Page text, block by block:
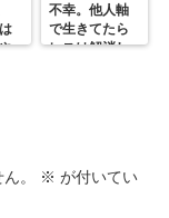
不幸。他人軸
で生きてたら
レスは解消し
。 ※ が付いてい